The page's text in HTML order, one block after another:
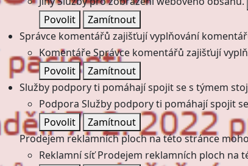
Povolit
Zamítnout
Správce komentářů zajišťují vyplňování
KomentářeSprávce komentářů zajišťují
Povolit
Zamítnout
Služby podpory ti pomáhají spojit se s týmem
Podpora Služby podpory ti pomáhají spojit
Povolit
Zamítnout
Prodejem reklamních ploch na této stránce
Reklamní síť Prodejem reklamních ploch na